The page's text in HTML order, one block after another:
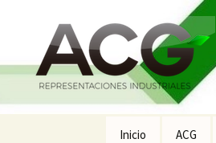
Inicio ACG